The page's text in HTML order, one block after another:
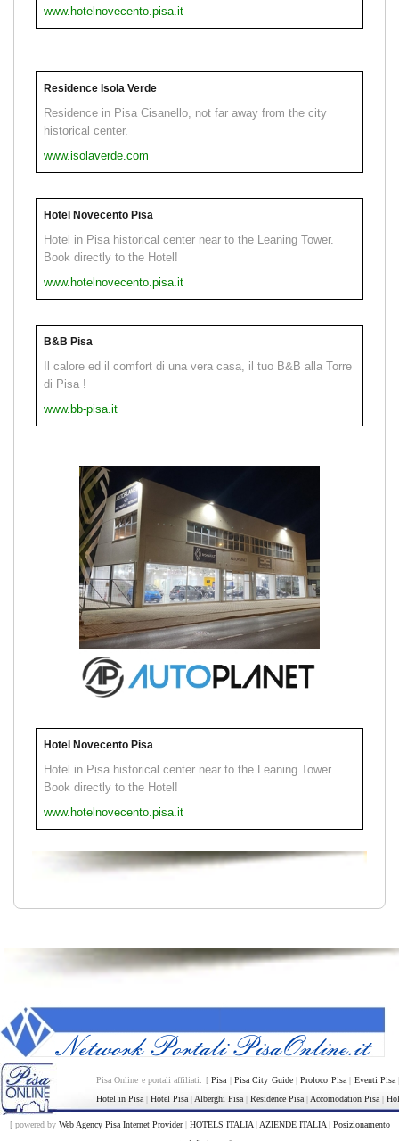
www.hotelnovecento.pisa.it
Residence Isola Verde
Residence in Pisa Cisanello, not far away from the city
historical center.
www.isolaverde.com
Hotel Novecento Pisa
Hotel in Pisa historical center near to the Leaning Tower.
Book directly to the Hotel!
www.hotelnovecento.pisa.it
B&B Pisa
Il calore ed il comfort di una vera casa, il tuo B&B alla Torre
di Pisa !
www.bb-pisa.it
Hotel Novecento Pisa
Hotel in Pisa historical center near to the Leaning Tower.
Book directly to the Hotel!
www.hotelnovecento.pisa.it
Pisa Online e portali affiliati: [Pisa | Pisa City Guide|Proloco Pisa| Eventi Pisa
Hotel in Pisa | Hotel Pisa | Alberghi Pisa | Residence Pisa | Accomodation Pisa |
[ powered by Web Agency Pisa Internet Provider| HOTELS ITALIA| AZIENDE ITALIA| Posizionamento